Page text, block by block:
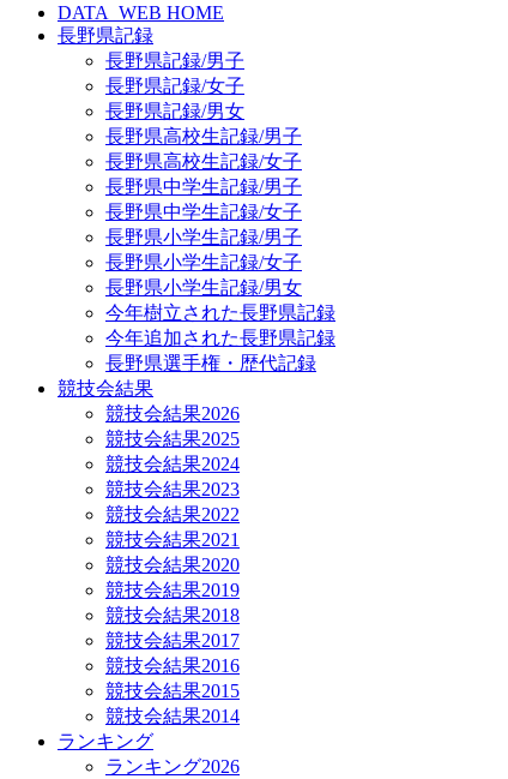
DATA_WEB HOME
長野県記録
長野県記録/男子
長野県記録/女子
長野県記録/男女
長野県高校生記録/男子
長野県高校生記録/女子
長野県中学生記録/男子
長野県中学生記録/女子
長野県小学生記録/男子
長野県小学生記録/女子
長野県小学生記録/男女
今年樹立された長野県記録
今年追加された長野県記録
長野県選手権・歴代記録
競技会結果
競技会結果2026
競技会結果2025
競技会結果2024
競技会結果2023
競技会結果2022
競技会結果2021
競技会結果2020
競技会結果2019
競技会結果2018
競技会結果2017
競技会結果2016
競技会結果2015
競技会結果2014
ランキング
ランキング2026